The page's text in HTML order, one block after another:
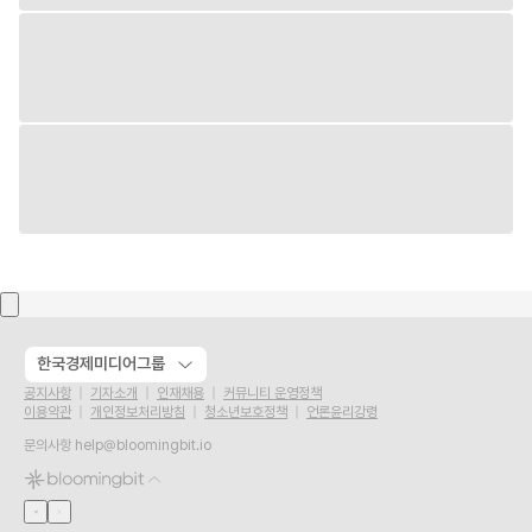
한국경제미디어그룹
공지사항 기자소개 인재채용
커뮤니티 운영정책
이용약관
개인정보처리방침 청소년보호정책
언론윤리강령
문의사항 help@bloomingbit.io